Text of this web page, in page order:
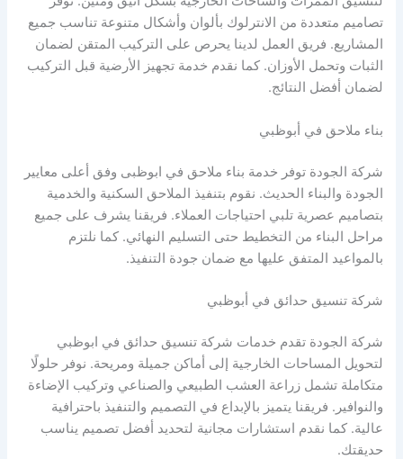
تصاميم متعددة من الانترلوك بألوان وأشكال متنوعة تناسب جميع
المشاريع. فريق العمل لدينا يحرص على التركيب المتقن لضمان
الثبات وتحمل الأوزان. كما نقدم خدمة تجهيز الأرضية قبل التركيب
لضمان أفضل النتائج.
بناء ملاحق في أبوظبي
شركة الجودة توفر خدمة بناء ملاحق في ابوظبى وفق أعلى معايير
الجودة والبناء الحديث. نقوم بتنفيذ الملاحق السكنية والخدمية
بتصاميم عصرية تلبي احتياجات العملاء. فريقنا يشرف على جميع
مراحل البناء من التخطيط حتى التسليم النهائي. كما نلتزم
بالمواعيد المتفق عليها مع ضمان جودة التنفيذ.
شركة تنسيق حدائق في أبوظبي
شركة الجودة تقدم خدمات شركة تنسيق حدائق في ابوظبي
لتحويل المساحات الخارجية إلى أماكن جميلة ومريحة. نوفر حلولًا
متكاملة تشمل زراعة العشب الطبيعي والصناعي وتركيب الإضاءة
والنوافير. فريقنا يتميز بالإبداع في التصميم والتنفيذ باحترافية
عالية. كما نقدم استشارات مجانية لتحديد أفضل تصميم يناسب
حديقتك.